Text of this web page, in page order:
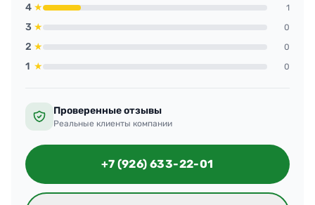
4 ★ 1
3 ★ 0
2 ★ 0
1 ★ 0
Проверенные отзывы
Реальные клиенты компании
+7 (926) 633-22-01